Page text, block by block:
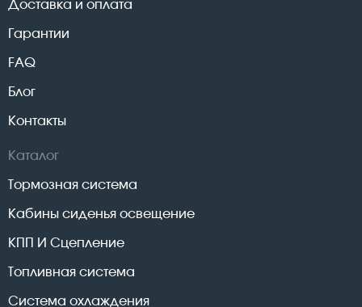
Доставка и оплата
Гарантии
FAQ
Блог
Контакты
Каталог
Тормозная система
Кабины сиденья освещение
КПП И Сцепление
Топливная система
Система охлаждения